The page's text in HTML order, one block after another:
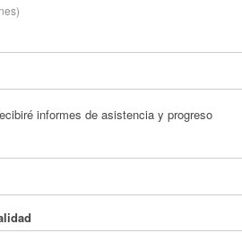
informes de asistencia y progreso